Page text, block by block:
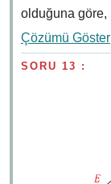
= 1,
\abs{DC}
= 3
[BC]
olduğuna göre,
Çözümü Göster
SORU 13 :